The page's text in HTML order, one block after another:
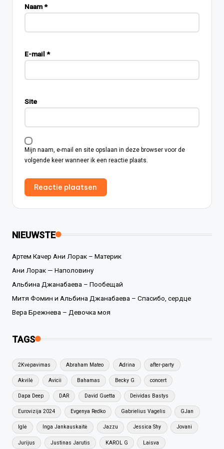
Naam*
E-mail *
Site
Mijn naam, e-mail en site opslaan in deze browser voor de
volgende keer wanneer ik een reactie plaats.
NIEUWSTE
Артем Качер Ани Лорак – Материк
Ани Лорак — Наполовину
Альбина Джанабаева – Пообещай
Митя Фомин и Альбина Джанабаева – Спасибо, сердце
Вера Брежнева – Девочка моя
TAGS
2Kvėpavimas Abraham Mateo Adrina after-party
Akvilė Avicii Bahamas Becky G concert
Dapa Deep DAR David Guetta Deividas Bastys
Eurovizija 2024 Evgenya Redko Gabrielius Vagelis GJan
Iglė Inga Jankauskaitė Jazzu Jessica Shy Jovani
Jurijus Justinas Jarutis KAROL G Laisva